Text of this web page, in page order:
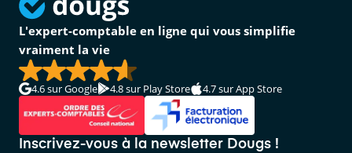
L'expert-comptable en ligne qui vous simplifie
vraiment la vie
4.6sur Google 4.8sur Play Store 4.7sur App Store
Inscrivez-vous à la newsletter Dougs !